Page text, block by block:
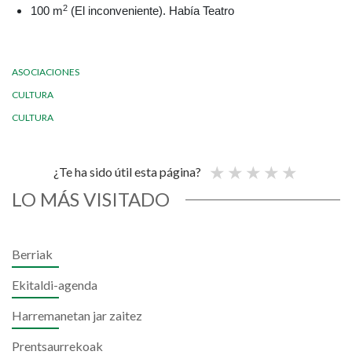
100 m2 (El inconveniente). Había Teatro
ASOCIACIONES
CULTURA
CULTURA
¿Te ha sido útil esta página?
LO MÁS VISITADO
Berriak
Ekitaldi-agenda
Harremanetan jar zaitez
Prentsaurrekoak